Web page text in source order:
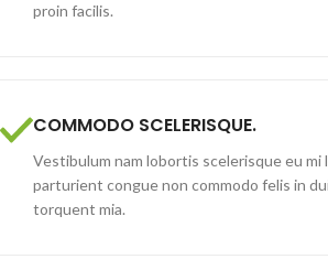
proin facilis.
COMMODO SCELERISQUE.
Vestibulum nam lobortis scelerisque eu mi
parturient congue non commodo felis in
torquent mia.